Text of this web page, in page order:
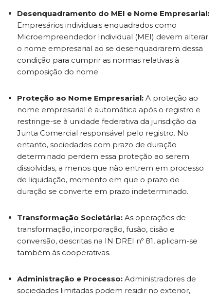
Desenquadramento do MEI e Nome Empresarial:
Empresários individuais enquadrados como
Microempreendedor Individual (MEI) devem alterar
o nome empresarial ao se desenquadrarem dessa
condição para cumprir as normas relativas à
composição do nome.
Proteção ao Nome Empresarial: A proteção ao
nome empresarial é automática após o registro e
restringe-se à unidade federativa da jurisdição da
Junta Comercial responsável pelo registro. No
entanto, sociedades com prazo de duração
determinado perdem essa proteção ao serem
dissolvidas, a menos que não entrem em processo
de liquidação, momento em que o prazo de
duração se converte em prazo indeterminado.
Transformação Societária: As operações de
transformação, incorporação, fusão, cisão e
conversão, descritas na IN DREI nº 81, aplicam-se
também às cooperativas.
Administração e Processo: Administradores de
sociedades limitadas podem residir no exterior,